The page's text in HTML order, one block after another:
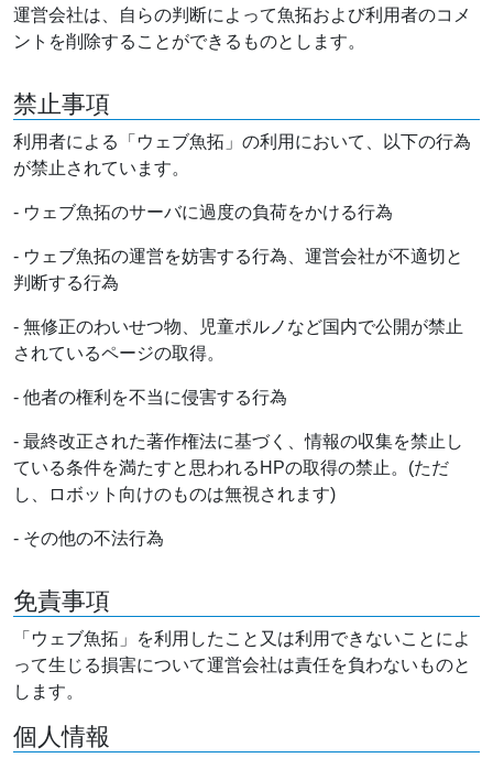
運営会社は、自らの判断によって魚拓および利用者のコメ
ントを削除することができるものとします。
禁止事項
利用者による「ウェブ魚拓」の利用において、以下の行為
が禁止されています。
- ウェブ魚拓のサーバに過度の負荷をかける行為
- ウェブ魚拓の運営を妨害する行為、運営会社が不適切と
判断する行為
- 無修正のわいせつ物、児童ポルノなど国内で公開が禁止
されているページの取得。
- 他者の権利を不当に侵害する行為
- 最終改正された著作権法に基づく、情報の収集を禁止し
ている条件を満たすと思われるHPの取得の禁止。(ただ
し、ロボット向けのものは無視されます)
- その他の不法行為
免責事項
「ウェブ魚拓」を利用したこと又は利用できないことによ
って生じる損害について運営会社は責任を負わないものと
します。
個人情報